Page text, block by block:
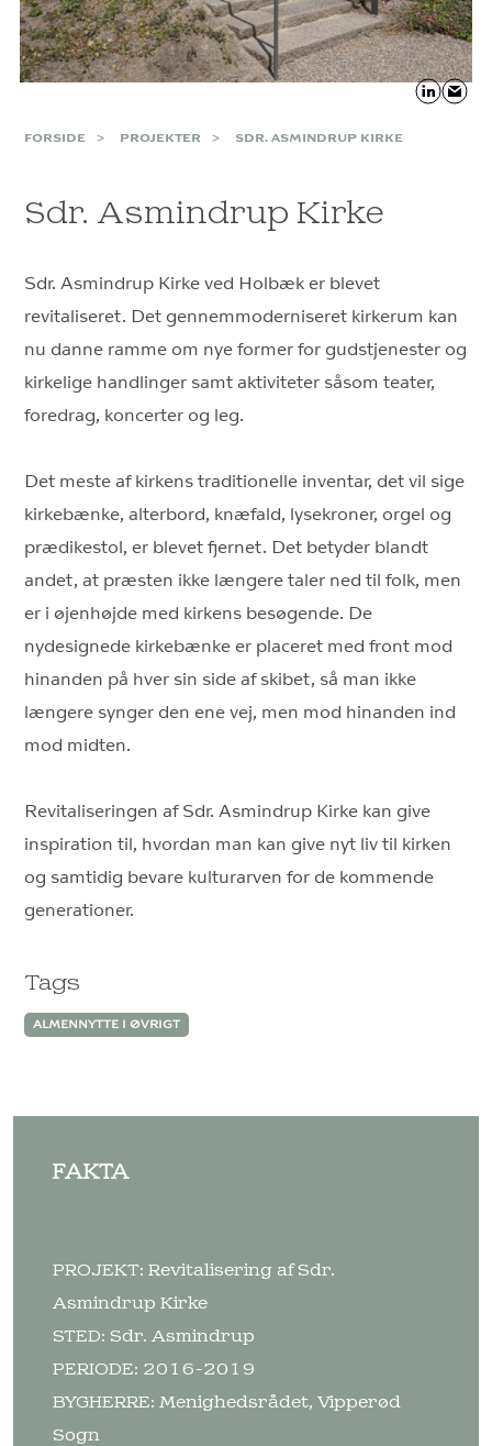
FORSIDE PROJEKTER SDR. ASMINDRUP KIRKE
Sdr. Asmindrup Kirke
Sdr. Asmindrup Kirke ved Holbæk er blevet
revitaliseret. Det gennemmoderniseret kirkerum kan
nu danne ramme om nye former for gudstjenester og
kirkelige handlinger samt aktiviteter såsom teater,
foredrag, koncerter og leg.
Det meste af kirkens traditionelle inventar, det vil sige
kirkebænke, alterbord, knæfald, lysekroner, orgel og
prædikestol, er blevet fjernet. Det betyder blandt
andet, at præsten ikke længere taler ned til folk, men
er i øjenhøjde med kirkens besøgende. De
nydesignede kirkebænke er placeret med front mod
hinanden på hver sin side af skibet, så man ikke
længere synger den ene vej, men mod hinanden ind
mod midten.
Revitaliseringen af Sdr. Asmindrup Kirke kan give
inspiration til, hvordan man kan give nyt liv til kirken
og samtidig bevare kulturarven for de kommende
generationer.
Tags
ALMENNYTTE I ØVRIGT
FAKTA
PROJEKT: Revitalisering af Sdr.
Asmindrup Kirke
STED: Sdr. Asmindrup
PERIODE: 2016-2019
BYGHERRE: Menighedsrådet, Vipperød
Sogn